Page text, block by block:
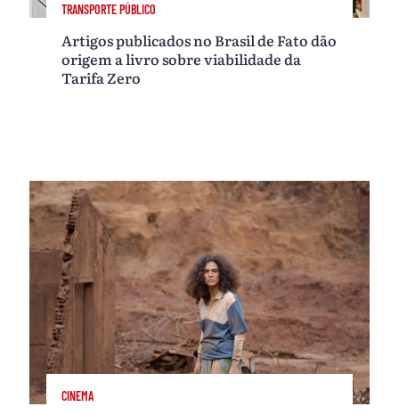
TRANSPORTE PÚBLICO
Artigos publicados no Brasil de Fato dão
origem a livro sobre viabilidade da
Tarifa Zero
CINEMA